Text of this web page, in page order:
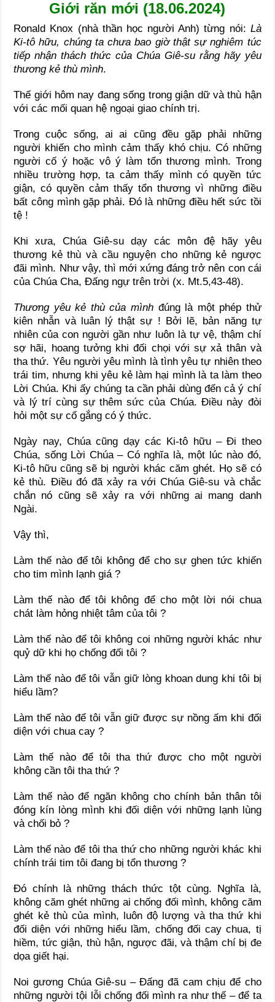
Giới răn mới (18.06.2024)
Ronald Knox (nhà thần học người Anh) từng nói: Là
Ki-tô hữu, chúng ta chưa bao giờ thật sự nghiêm túc
tiếp nhận thách thức của Chúa Giê-su rằng hãy yêu
thương kẻ thù mình.
Thế giới hôm nay đang sống trong giận dữ và thù hận
với các mối quan hệ ngoại giao chính trị.
Trong cuộc sống, ai ai cũng đều gặp phải những
người khiến cho mình cảm thấy khó chịu. Có những
người cố ý hoặc vô ý làm tổn thương mình. Trong
nhiều trường hợp, ta cảm thấy mình có quyền tức
giận, có quyền cảm thấy tổn thương vì những điều
bất công mình gặp phải. Đó là những điều hết sức tồi
tệ !
Khi xưa, Chúa Giê-su dạy các môn đệ hãy yêu
thương kẻ thù và cầu nguyện cho những kẻ ngược
đãi mình. Như vậy, thì mới xứng đáng trở nên con cái
của Chúa Cha, Đấng ngự trên trời (x. Mt.5,43-48).
Thương yêu kẻ thù của mình đúng là một phép thử
kiên nhẫn và luân lý thật sự ! Bởi lẽ, bản năng tự
nhiên của con người gần như luôn là tự vệ, thậm chí
sợ hãi, hoang tưởng khi đối chọi với sự xả thân và
tha thứ. Yêu người yêu mình là tình yêu tự nhiên theo
trái tim, nhưng khi yêu kẻ làm hại mình là ta làm theo
Lời Chúa. Khi ấy chúng ta cần phải dùng đến cả ý chí
và lý trí cùng sự thêm sức của Chúa. Điều này đòi
hỏi một sự cố gắng có ý thức.
Ngày nay, Chúa cũng dạy các Ki-tô hữu – Đi theo
Chúa, sống Lời Chúa – Có nghĩa là, một lúc nào đó,
Ki-tô hữu cũng sẽ bị người khác căm ghét. Họ sẽ có
kẻ thù. Điều đó đã xảy ra với Chúa Giê-su và chắc
chắn nó cũng sẽ xảy ra với những ai mang danh
Ngài.
Vậy thì,
Làm thế nào để tôi không để cho sự ghen tức khiến
cho tim mình lạnh giá ?
Làm thế nào để tôi không để cho một lời nói chua
chát làm hỏng nhiệt tâm của tôi ?
Làm thế nào để tôi không coi những người khác như
quỷ dữ khi họ chống đối tôi ?
Làm thế nào để tôi vẫn giữ lòng khoan dung khi tôi bị
hiểu lầm?
Làm thế nào để tôi vẫn giữ được sự nồng ấm khi đối
diện với chua cay ?
Làm thế nào để tôi tha thứ được cho một người
không cần tôi tha thứ ?
Làm thế nào để ngăn không cho chính bản thân tôi
đóng kín lòng mình khi đối diện với những lạnh lùng
và chối bỏ ?
Làm thế nào để tôi tha thứ cho những người khác khi
chính trái tim tôi đang bị tổn thương ?
Đó chính là những thách thức tột cùng. Nghĩa là,
không căm ghét những ai chống đối mình, không căm
ghét kẻ thù của mình, luôn độ lượng và tha thứ khi
đối diện với những hiểu lầm, chống đối cay chua, tị
hiềm, tức giận, thù hận, ngược đãi, và thậm chí bị đe
dọa giết hại.
Noi gương Chúa Giê-su – Đấng đã cam chịu để cho
những người tội lỗi chống đối mình ra như thế – để ta